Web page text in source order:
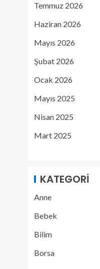
Temmuz 2026
Haziran 2026
Mayıs 2026
Şubat 2026
Ocak 2026
Mayıs 2025
Nisan 2025
Mart 2025
KATEGORI
Anne
Bebek
Bilim
Borsa